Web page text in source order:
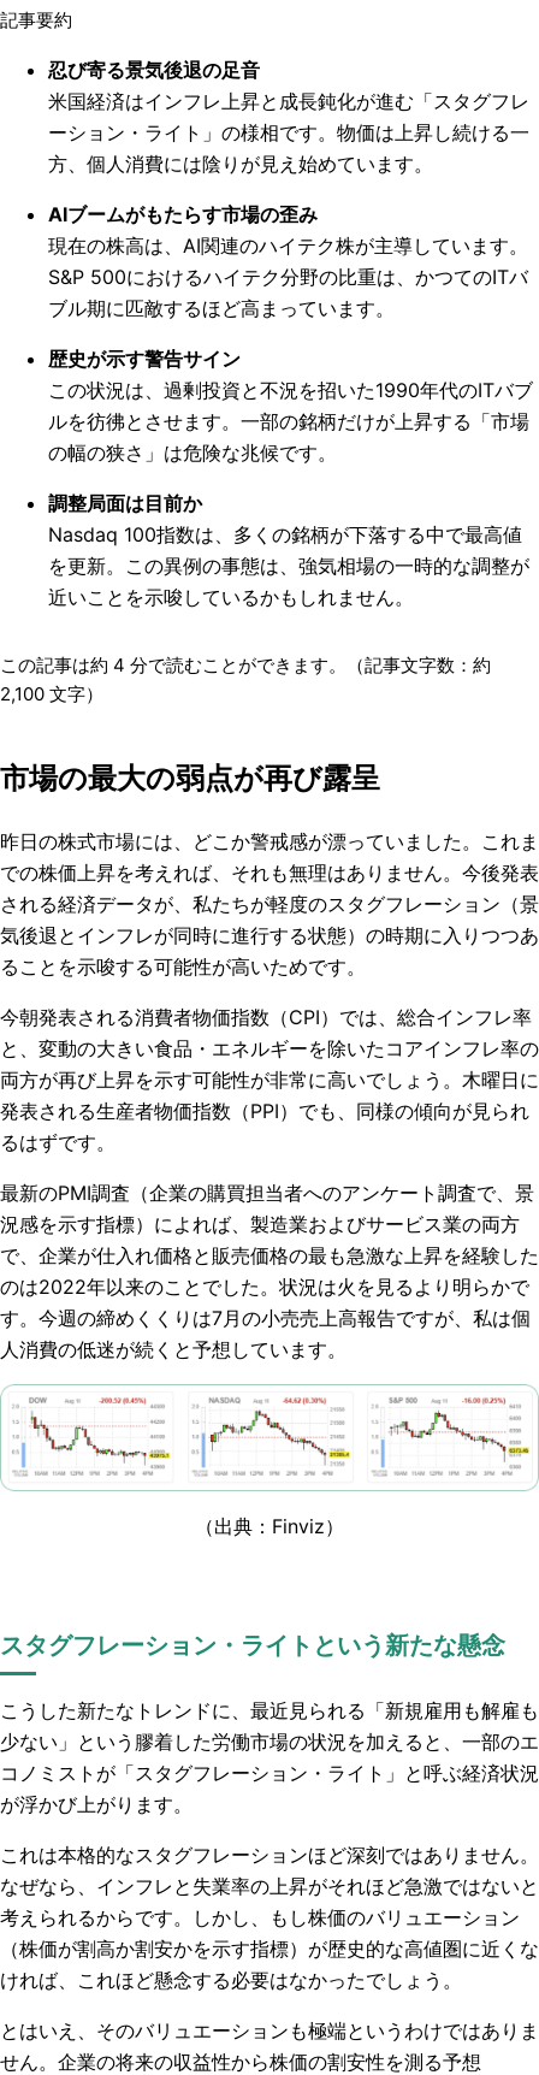
記事要約
忍び寄る景気後退の足音
米国経済はインフレ上昇と成長鈍化が進む「スタグフレ
ーション・ライト」の様相です。物価は上昇し続ける一
方、個人消費には陰りが見え始めています。
AIブームがもたらす市場の歪み
現在の株高は、AI関連のハイテク株が主導しています。
S&P 500におけるハイテク分野の比重は、かつてのITバ
ブル期に匹敵するほど高まっています。
歴史が示す警告サイン
この状況は、過剰投資と不況を招いた1990年代のITバブ
ルを彷彿とさせます。一部の銘柄だけが上昇する「市場
の幅の狭さ」は危険な兆候です。
調整局面は目前か
Nasdaq 100指数は、多くの銘柄が下落する中で最高値
を更新。この異例の事態は、強気相場の一時的な調整が
近いことを示唆しているかもしれません。
この記事は約 4 分で読むことができます。（記事文字数：約
2,100 文字）
市場の最大の弱点が再び露呈
昨日の株式市場には、どこか警戒感が漂っていました。これま
での株価上昇を考えれば、それも無理はありません。今後発表
される経済データが、私たちが軽度のスタグフレーション（景
気後退とインフレが同時に進行する状態）の時期に入りつつあ
ることを示唆する可能性が高いためです。
今朝発表される消費者物価指数（CPI）では、総合インフレ率
と、変動の大きい食品・エネルギーを除いたコアインフレ率の
両方が再び上昇を示す可能性が非常に高いでしょう。木曜日に
発表される生産者物価指数（PPI）でも、同様の傾向が見られ
るはずです。
最新のPMI調査（企業の購買担当者へのアンケート調査で、景
況感を示す指標）によれば、製造業およびサービス業の両方
で、企業が仕入れ価格と販売価格の最も急激な上昇を経験した
のは2022年以来のことでした。状況は火を見るより明らかで
す。今週の締めくくりは7月の小売売上高報告ですが、私は個
人消費の低迷が続くと予想しています。
（出典：Finviz）
スタグフレーション・ライトという新たな懸念
こうした新たなトレンドに、最近見られる「新規雇用も解雇も
少ない」という膠着した労働市場の状況を加えると、一部のエ
コノミストが「スタグフレーション・ライト」と呼ぶ経済状況
が浮かび上がります。
これは本格的なスタグフレーションほど深刻ではありません。
なぜなら、インフレと失業率の上昇がそれほど急激ではないと
考えられるからです。しかし、もし株価のバリュエーション
（株価が割高か割安かを示す指標）が歴史的な高値圏に近くな
ければ、これほど懸念する必要はなかったでしょう。
とはいえ、そのバリュエーションも極端というわけではありま
せん。企業の将来の収益性から株価の割安性を測る予想